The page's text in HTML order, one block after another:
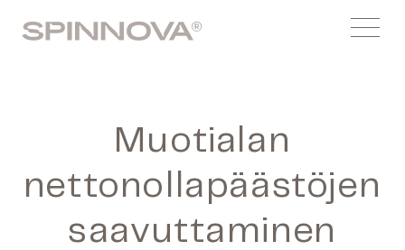
sisältöön
Spinnovagroup
Muotialan
nettonollapäästöjen
saavuttaminen